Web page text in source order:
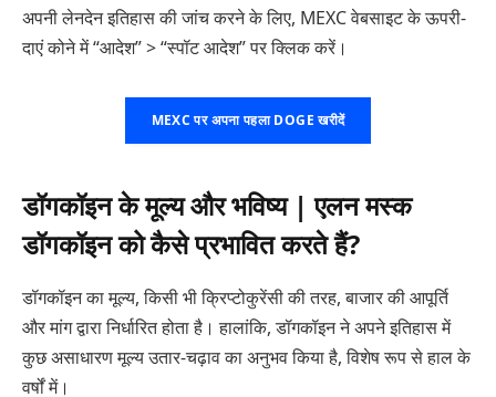
अपनी लेनदेन इतिहास की जांच करने के लिए, MEXC वेबसाइट के ऊपरी-
दाएं कोने में “आदेश” > “स्पॉट आदेश” पर क्लिक करें।
MEXC पर अपना पहला DOGE खरीदें
डॉगकॉइन के मूल्य और भविष्य | एलन मस्क
डॉगकॉइन को कैसे प्रभावित करते हैं?
डॉगकॉइन का मूल्य, किसी भी क्रिप्टोकुरेंसी की तरह, बाजार की आपूर्ति
और मांग द्वारा निर्धारित होता है। हालांकि, डॉगकॉइन ने अपने इतिहास में
कुछ असाधारण मूल्य उतार-चढ़ाव का अनुभव किया है, विशेष रूप से हाल के
वर्षों में।